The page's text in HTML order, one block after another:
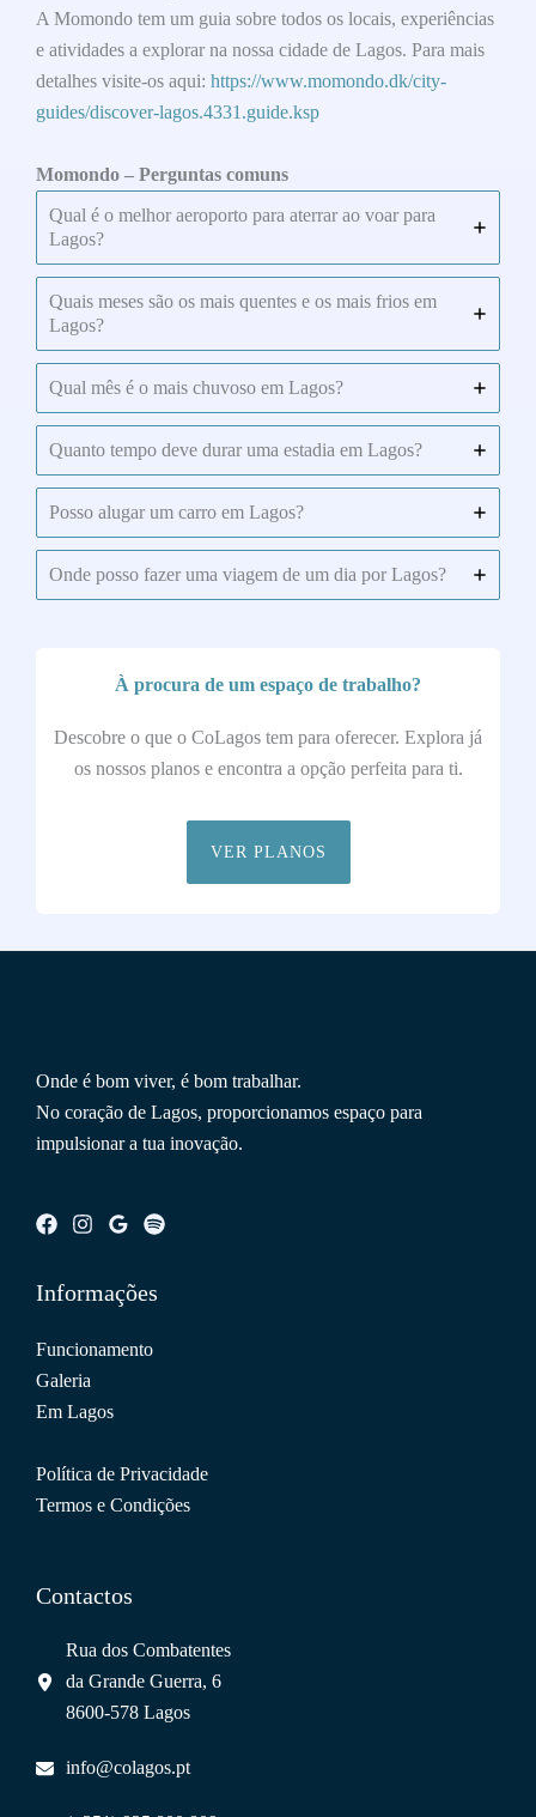
A Momondo tem um guia sobre todos os locais, experiências
e atividades a explorar na nossa cidade de Lagos. Para mais
detalhes visite-os aqui: https://www.momondo.dk/city-
guides/discover-lagos.4331.guide.ksp
Momondo – Perguntas comuns
Qual é o melhor aeroporto para aterrar ao voar para
Lagos?
Quais meses são os mais quentes e os mais frios em
Lagos?
Qual mês é o mais chuvoso em Lagos?
Quanto tempo deve durar uma estadia em Lagos?
Posso alugar um carro em Lagos?
Onde posso fazer uma viagem de um dia por Lagos?
À procura de um espaço de trabalho?
Descobre o que o CoLagos tem para oferecer. Explora já
os nossos planos e encontra a opção perfeita para ti.
VER PLANOS
Onde é bom viver, é bom trabalhar.
No coração de Lagos, proporcionamos espaço para
impulsionar a tua inovação.
Informações
Funcionamento
Galeria
Em Lagos
Política de Privacidade
Termos e Condições
Contactos
Rua dos Combatentes
da Grande Guerra, 6
8600-578 Lagos
info@colagos.pt